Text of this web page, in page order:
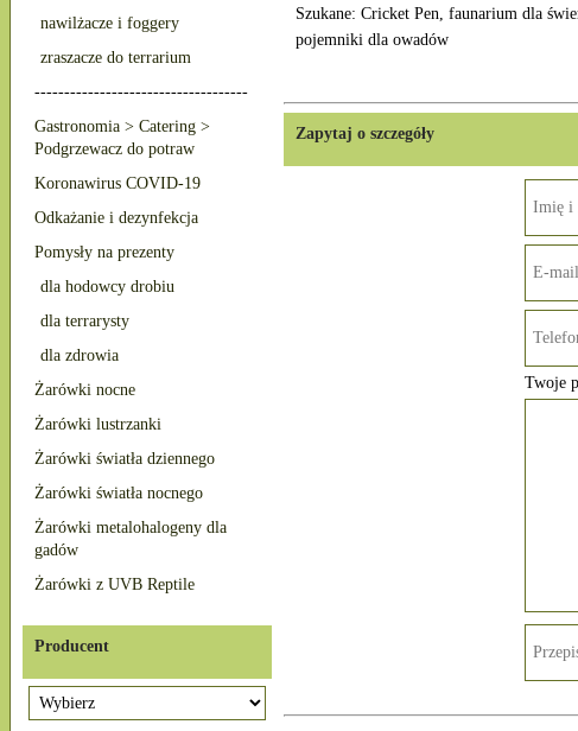
nawilżacze i foggery
zraszacze do terrarium
------------------------------------
Gastronomia > Catering >
Podgrzewacz do potraw
Koronawirus COVID-19
Odkażanie i dezynfekcja
Pomysły na prezenty
dla hodowcy drobiu
dla terrarysty
dla zdrowia
Żarówki nocne
Żarówki lustrzanki
Żarówki światła dziennego
Żarówki światła nocnego
Żarówki metalohalogeny dla
gadów
Żarówki z UVB Reptile
Producent
Szukane: Cricket Pen, faunarium dla
pojemniki dla owadów
Zapytaj o szczegóły
Twoje